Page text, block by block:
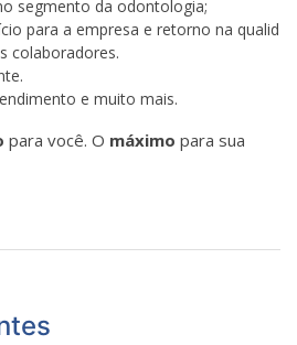
segmento da odontologia;
para a empresa e retorno na qualid
colaboradores.
e muito mais.
para você. O máximo para sua